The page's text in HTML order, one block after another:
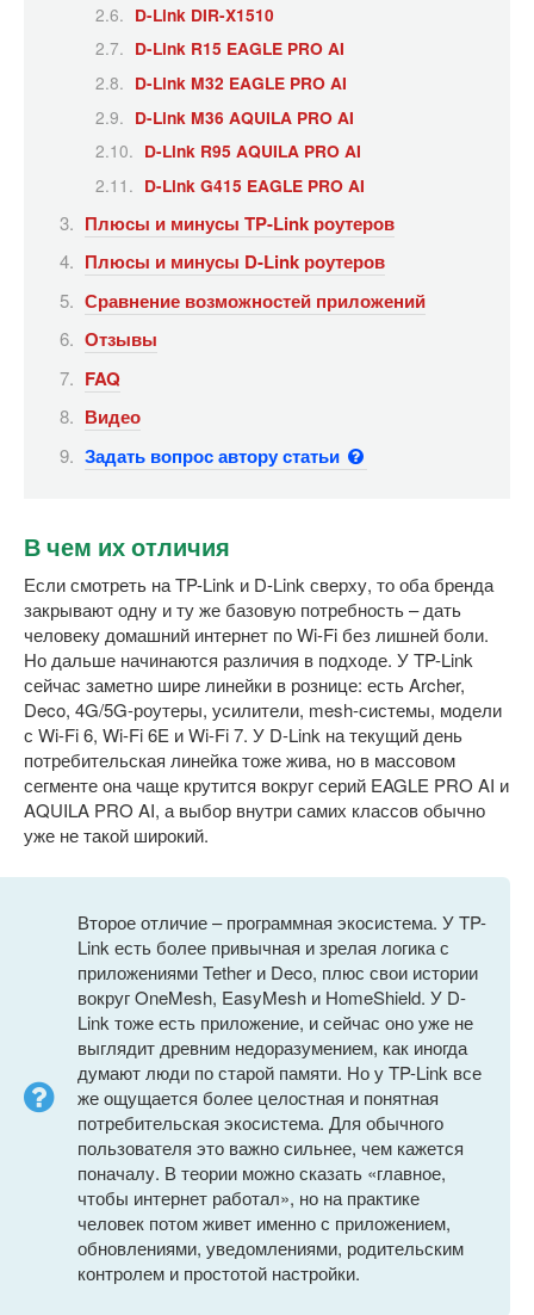
D-Link DIR-X1510
D-Link R15 EAGLE PRO AI
D-Link M32 EAGLE PRO AI
D-Link M36 AQUILA PRO AI
D-Link R95 AQUILA PRO AI
D-Link G415 EAGLE PRO AI
Плюсы и минусы TP-Link роутеров
Плюсы и минусы D-Link роутеров
Сравнение возможностей приложений
Отзывы
FAQ
Видео
Задать вопрос автору статьи
В чем их отличия
Если смотреть на TP-Link и D-Link сверху, то оба бренда
закрывают одну и ту же базовую потребность – дать
человеку домашний интернет по Wi-Fi без лишней боли.
Но дальше начинаются различия в подходе. У TP-Link
сейчас заметно шире линейки в рознице: есть Archer,
Deco, 4G/5G-роутеры, усилители, mesh-системы, модели
с Wi-Fi 6, Wi-Fi 6E и Wi-Fi 7. У D-Link на текущий день
потребительская линейка тоже жива, но в массовом
сегменте она чаще крутится вокруг серий EAGLE PRO AI и
AQUILA PRO AI, а выбор внутри самих классов обычно
уже не такой широкий.
Второе отличие – программная экосистема. У TP-
Link есть более привычная и зрелая логика с
приложениями Tether и Deco, плюс свои истории
вокруг OneMesh, EasyMesh и HomeShield. У D-
Link тоже есть приложение, и сейчас оно уже не
выглядит древним недоразумением, как иногда
думают люди по старой памяти. Но у TP-Link все
же ощущается более целостная и понятная
потребительская экосистема. Для обычного
пользователя это важно сильнее, чем кажется
поначалу. В теории можно сказать «главное,
чтобы интернет работал», но на практике
человек потом живет именно с приложением,
обновлениями, уведомлениями, родительским
контролем и простотой настройки.